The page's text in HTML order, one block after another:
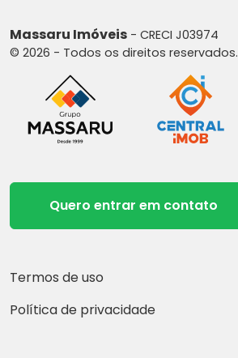
Massaru Imóveis - CRECI J03974
© 2026 - Todos os direitos reservados.
Quero entrar em contato
Termos de uso
Política de privacidade